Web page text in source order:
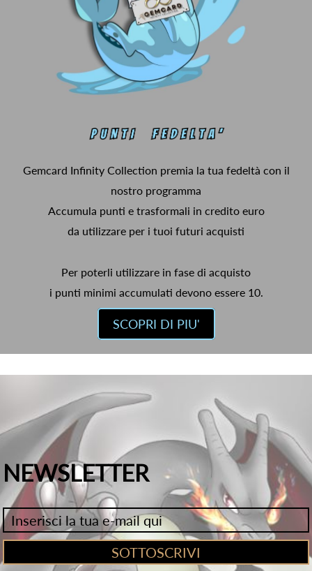
Gemcard Infinity Collection premia la tua fedeltà con il
nostro programma
Accumula punti e trasformali in credito euro
da utilizzare per i tuoi futuri acquisti
Per poterli utilizzare in fase di acquisto
i punti minimi accumulati devono essere 10.
SCOPRI DI PIU'
NEWSLETTER